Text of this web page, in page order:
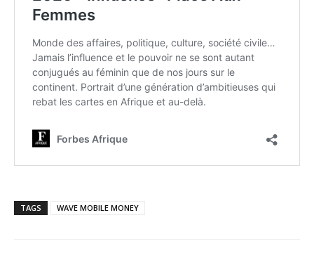
TAGS WAVE MOBILE MONEY